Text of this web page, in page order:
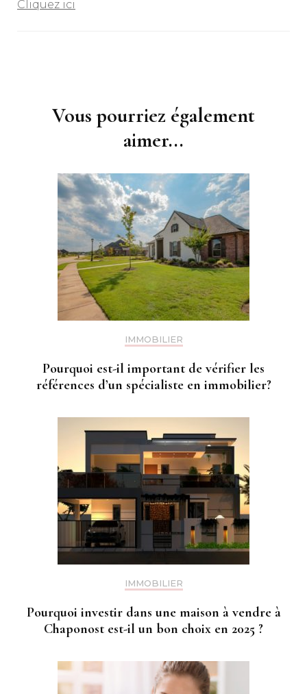
Cliquez ici
Vous pourriez également
aimer...
IMMOBILIER
Pourquoi est-il important de vérifier les
références d’un spécialiste en immobilier?
IMMOBILIER
Pourquoi investir dans une maison à vendre à
Chaponost est-il un bon choix en 2025 ?